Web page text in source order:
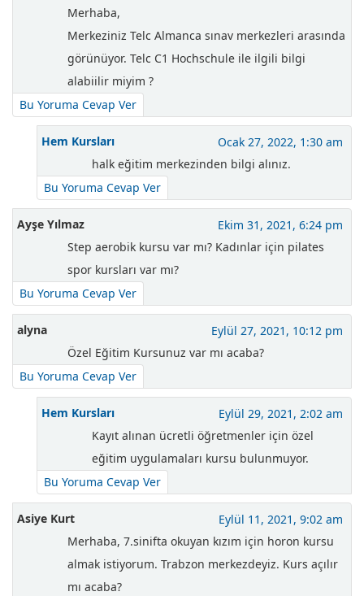
Merhaba,
Merkeziniz Telc Almanca sınav merkezleri arasında
görünüyor. Telc C1 Hochschule ile ilgili bilgi
alabiilir miyim ?
Bu Yoruma Cevap Ver
Hem Kursları
Ocak 27, 2022, 1:30 am
halk eğitim merkezinden bilgi alınız.
Bu Yoruma Cevap Ver
Ayşe Yılmaz
Ekim 31, 2021, 6:24 pm
Step aerobik kursu var mı? Kadınlar için pilates
spor kursları var mı?
Bu Yoruma Cevap Ver
alyna
Eylül 27, 2021, 10:12 pm
Özel Eğitim Kursunuz var mı acaba?
Bu Yoruma Cevap Ver
Hem Kursları
Eylül 29, 2021, 2:02 am
Kayıt alınan ücretli öğretmenler için özel
eğitim uygulamaları kursu bulunmuyor.
Bu Yoruma Cevap Ver
Asiye Kurt
Eylül 11, 2021, 9:02 am
Merhaba, 7.sinifta okuyan kızım için horon kursu
almak istiyorum. Trabzon merkezdeyiz. Kurs açılır
mı acaba?